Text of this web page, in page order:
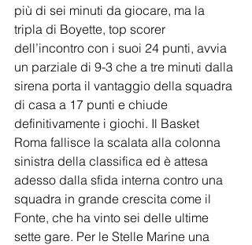
più di sei minuti da giocare, ma la
tripla di Boyette, top scorer
dell’incontro con i suoi 24 punti, avvia
un parziale di 9-3 che a tre minuti dalla
sirena porta il vantaggio della squadra
di casa a 17 punti e chiude
definitivamente i giochi. Il Basket
Roma fallisce la scalata alla colonna
sinistra della classifica ed è attesa
adesso dalla sfida interna contro una
squadra in grande crescita come il
Fonte, che ha vinto sei delle ultime
sette gare. Per le Stelle Marine una